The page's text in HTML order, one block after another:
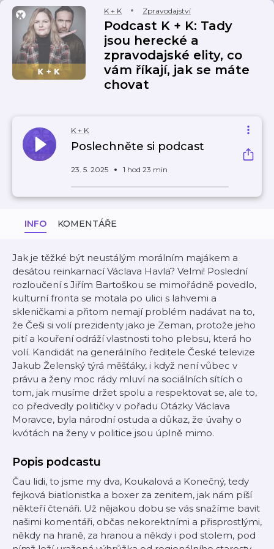
K + K Zpravodajství
Podcast K + K: Tady
jsou herecké a
zpravodajské elity, co
vám říkají, jak se máte
chovat
K + K
Poslechněte si podcast
23. 5. 2025 1 hod 23 min
INFO KOMENTÁŘE
Jak je těžké být neustálým morálním majákem a
desátou reinkarnací Václava Havla? Velmi! Poslední
rozloučení s Jiřím Bartoškou se mimořádně povedlo,
kulturní fronta se motala po ulici s lahvemi a
skleničkami a přitom nemají problém nadávat na to,
že Češi si volí prezidenty jako je Zeman, protože jeho
pití a kouření odráží vlastnosti toho plebsu, která ho
volí. Kandidát na generálního ředitele České televize
Jakub Želenský týrá měšťáky, i když není vůbec v
právu a ženy moc rády mluví na sociálních sítích o
tom, jak musíme držet spolu a respektovat se, ale to,
co předvedly političky v pořadu Otázky Václava
Moravce, byla národní ostuda a důkaz, že úvahy o
kvótách na ženy v politice jsou úplně mimo.
Popis podcastu
Čau lidi, to jsme my dva, Koukalová a Konečný, tedy
fejková biatlonistka a boxer za zenitem, jak nám píší
někteří čtenáři. Už nějakou dobu se vás snažíme bavit
našimi komentáři, občas nekorektními a přisprostlými,
někdy na hraně, za hranou a někdy i pod stolem, pod